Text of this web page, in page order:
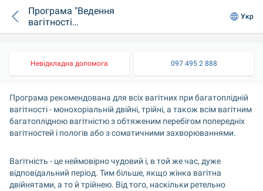
Програма "Ведення
вагітності
багатоплідної.
Укр
Невідкладна допомога 097 495 2 888
Програма рекомендована для всіх вагітних при багатоплідній
вагітності - монохоріальній двійні, трійні, а також всім вагітним
багатоплідною вагітністю з обтяженим перебігом попередніх
вагітностей і пологів або з соматичними захворюваннями.
Вагітність - це неймовірно чудовий і, в той же час, дуже
відповідальний період. Тим більше, якщо жінка вагітна
двійнятами, а то й трійнею. Від того, наскільки ретельно